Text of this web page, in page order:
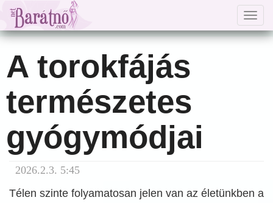
A torokfájás
természetes
gyógymódjai
2026.2.3. 5:45
Télen szinte folyamatosan jelen van az életünkben a